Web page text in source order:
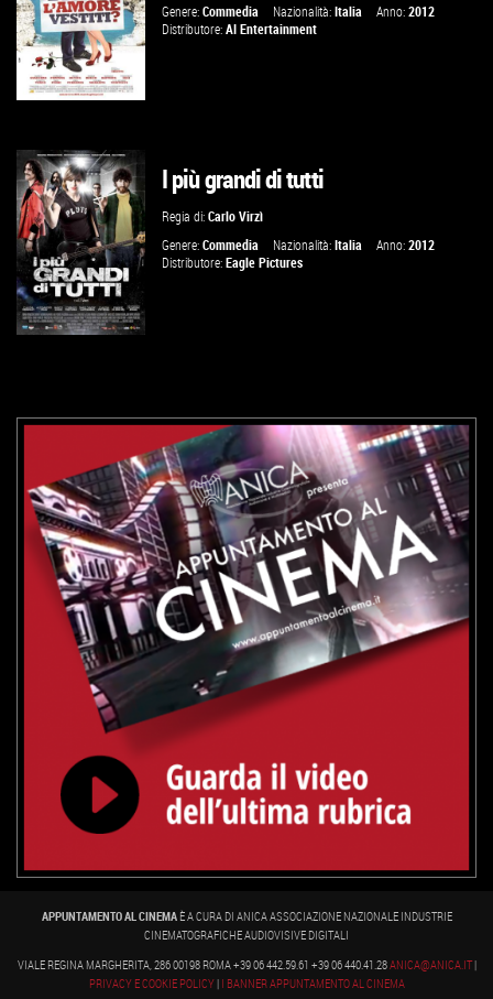
VAI ALLA SCHEDA
Genere:Commedia Nazionalità:Italia Anno:2012
Distributore:AI Entertainment
I più grandi di tutti
Regia di:Carlo Virzì
Genere:Commedia Nazionalità:Italia Anno:2012
Distributore:Eagle Pictures
APPUNTAMENTO AL CINEMAÈ A CURA DI ANICA ASSOCIAZIONE NAZIONALE INDUSTRIE
CINEMATOGRAFICHE AUDIOVISIVE DIGITALI
VIALE REGINA MARGHERITA, 286 00198 ROMA +39 06 442.59.61 +39 06 440.41.28ANICA@ANICA.IT|
PRIVACY E COOKIE POLICY| I BANNER APPUNTAMENTO AL CINEMA